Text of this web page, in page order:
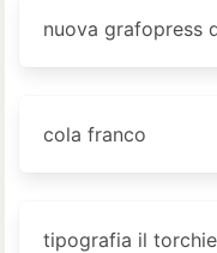
nuova grafopress
cola franco
tipografia il